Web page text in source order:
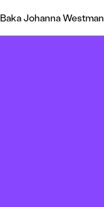
Baka Johanna